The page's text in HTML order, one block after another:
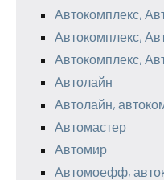
Автокомплекс,
Автокомплекс,
Автокомплекс,
Автолайн
Автолайн,
Автомастер
Автомир
Автомоефф,